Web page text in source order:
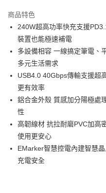
Apple Pay
街口支付
悠遊付
ATM付款
運送方式
每筆NT$80，滿NT$599(含以上)
付款後全家取貨
每筆NT$80，滿NT$599(含以上)
商品特色
240W超高功率快充支援
裝置也能極速補電
多設備相容 一線搞定筆電、
多元生活需求
USB4.0 40Gbps傳輸支援超
更有效率
鋁合金外殼 質感加分陽極處
性
高韌線材 抗拉耐磨PVC加高
使用更安心
EMarker智慧控電內建智慧
充電安全